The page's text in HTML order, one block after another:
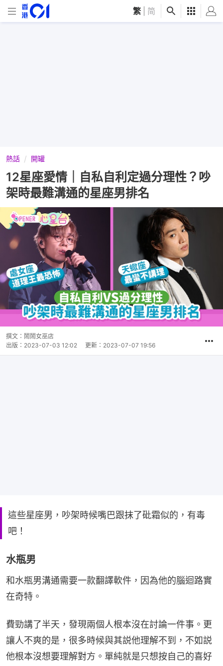
繁 简
熱話 開罐
12星座愛情｜自私自利定過分理性？吵
架時最難溝通的星座男排名
撰文： 鬧鬧女巫店
出版： 2023-07-03 12:02 更新： 2023-07-07 19:56
這些星座男，吵架時候嘴巴跟抹了砒霜似的，有毒
吧！
水瓶男
和水瓶男溝通需要一款翻譯軟件，因為他的腦迴路實
在奇特。
費勁講了半天，發現兩個人根本沒在討論一件事。更
讓人不爽的是，很多時候與其説他理解不到，不如説
他根本沒想要理解對方。單純就是只想按自己的喜好